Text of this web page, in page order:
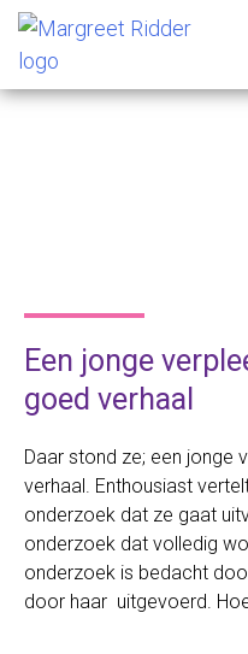
Een jonge
goed verhaal
Daar stond ze; een jonge
verhaal. Enthousiast
onderzoek dat ze gaat
onderzoek dat volledig
onderzoek is bedacht
door haar uitgevoerd.